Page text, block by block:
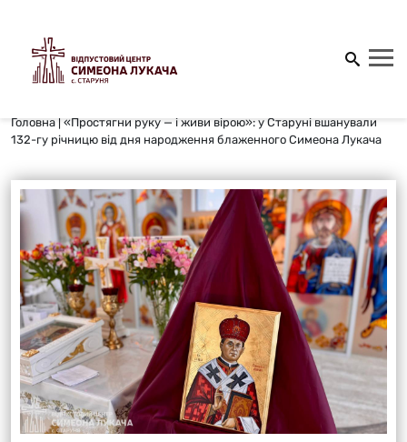
Головна | «Простягни руку — і живи вірою»: у Старуні вшанували
132-гу річницю від дня народження блаженного Симеона Лукача